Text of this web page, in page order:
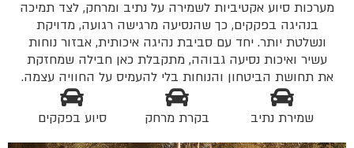
מערכות סיוע אקטיביות לשמירה על נתיב ומרחק, לצד תמיכה
בנהיגה בפקקים, כך שהנסיעה מרגישה רגועה, מדויקת
ונשלטת יותר. יחד עם סביבת נהיגה איכותית, אבזור נוחות
עשיר ואיכות נסיעה גבוהה, מתקבלת כאן חבילה שמחזקת
את תחושת הביטחון והנוחות בלי להעמיס על החוויה עצמה.
שמירת נתיב בקרת מרחק סיוע בפקקים